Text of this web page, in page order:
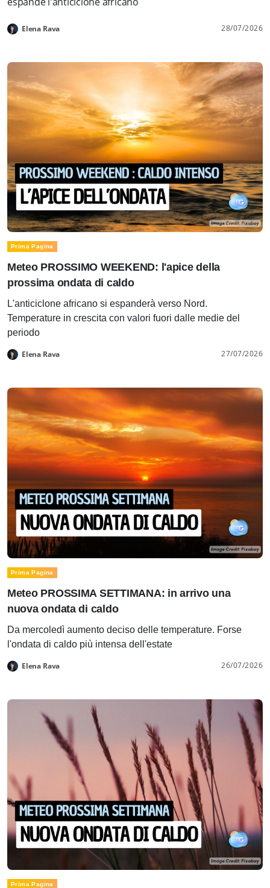
Elena Rava 28/07/2026
Prima Pagina
Meteo PROSSIMO WEEKEND: l'apice della
prossima ondata di caldo
L'anticiclone africano si espanderà verso Nord.
Temperature in crescita con valori fuori dalle medie del
periodo
Elena Rava 27/07/2026
Prima Pagina
Meteo PROSSIMA SETTIMANA: in arrivo una
nuova ondata di caldo
Da mercoledì aumento deciso delle temperature. Forse
l'ondata di caldo più intensa dell'estate
Elena Rava 26/07/2026
Prima Pagina